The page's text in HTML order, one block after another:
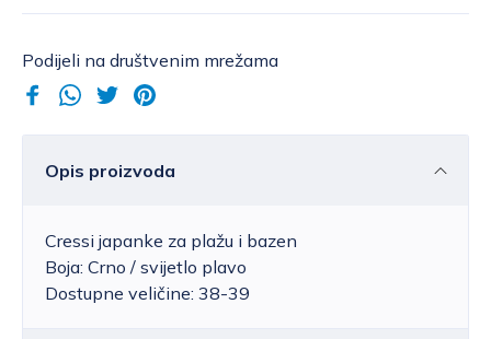
Podijeli na društvenim mrežama
Opis proizvoda
Cressi japanke za plažu i bazen
Boja: Crno / svijetlo plavo
Dostupne veličine: 38-39